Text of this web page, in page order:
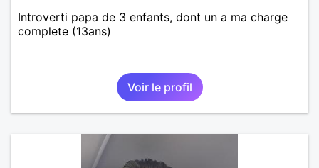
Introverti papa de 3 enfants, dont un a ma charge
complete (13ans)
Voir le profil